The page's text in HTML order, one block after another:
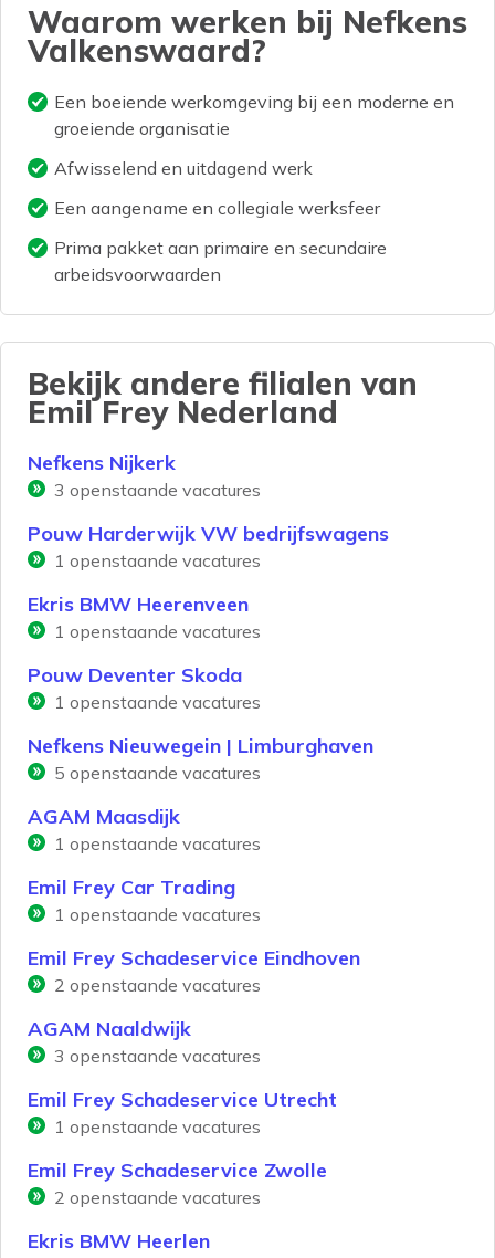
hetzelfde en jouw service maakt echt
het verschil.
Waarom werken bij Nefkens
Valkenswaard?
Een boeiende werkomgeving bij een moderne en
groeiende organisatie
Afwisselend en uitdagend werk
Een aangename en collegiale werksfeer
Prima pakket aan primaire en secundaire
arbeidsvoorwaarden
Bekijk andere filialen van
Emil Frey Nederland
Nefkens Nijkerk
3 openstaande vacatures
Pouw Harderwijk VW bedrijfswagens
1 openstaande vacatures
Ekris BMW Heerenveen
1 openstaande vacatures
Pouw Deventer Skoda
1 openstaande vacatures
Nefkens Nieuwegein | Limburghaven
5 openstaande vacatures
AGAM Maasdijk
1 openstaande vacatures
Emil Frey Car Trading
1 openstaande vacatures
Emil Frey Schadeservice Eindhoven
2 openstaande vacatures
AGAM Naaldwijk
3 openstaande vacatures
Emil Frey Schadeservice Utrecht
1 openstaande vacatures
Emil Frey Schadeservice Zwolle
2 openstaande vacatures
Ekris BMW Heerlen